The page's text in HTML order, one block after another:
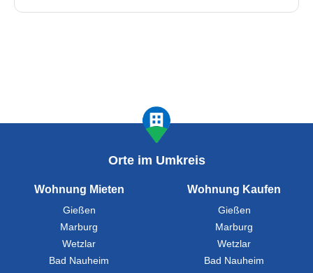
Orte im Umkreis
Wohnung Mieten
Gießen
Marburg
Wetzlar
Bad Nauheim
Wohnung Kaufen
Gießen
Marburg
Wetzlar
Bad Nauheim